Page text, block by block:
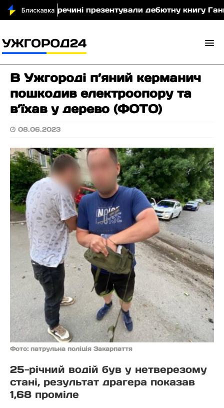
У Перечині презентували дебютну книгу Ганни
В Ужгороді п’яний керманич
пошкодив електроопору та
в’їхав у дерево (ФОТО)
08.06.2023
Фото: патрульна поліція Закарпаття
25-річний водій був у нетверезому
стані, результат драгера показав
1,68 проміле